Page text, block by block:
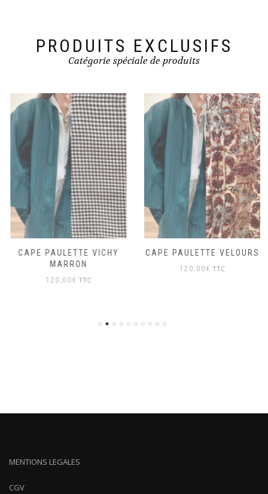
PRODUITS EXCLUSIFS
Catégorie spéciale de produits
CAPE PAULETTE VICHY
MARRON
120,00 € TTC
CAPE PAULETTE VELOURS
120,00 € TTC
MENTIONS LEGALES
CGV